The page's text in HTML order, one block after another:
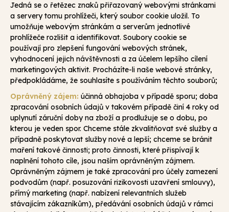
Jedná se o řetězec znaků přiřazovaný webovými stránkami
a servery tomu prohlížeči, který soubor cookie uložil. To
umožňuje webovým stránkám a serverům jednotlivé
prohlížeče rozlišit a identifikovat. Soubory cookie se
používají pro zlepšení fungování webových stránek,
vyhodnocení jejich návštěvnosti a za účelem lepšího cílení
marketingových aktivit. Procházíte-li naše webové stránky,
předpokládáme, že souhlasíte s používáním těchto souborů;
Oprávněný zájem: účinná obhajoba v případě sporu; doba
zpracování osobních údajů v takovém případě činí 4 roky od
uplynutí záruční doby na zboží a prodlužuje se o dobu, po
kterou je veden spor. Chceme stále zkvalitňovat své služby a
případně poskytovat služby nové a lepší; chceme se bránit
maření takové činnosti; proto činnosti, které přispívají k
naplnění tohoto cíle, jsou naším oprávněným zájmem.
Oprávněným zájmem je také zpracování pro účely zamezení
podvodům (např. posuzování rizikovosti uzavření smlouvy),
přímý marketing (např. nabízení relevantních služeb
stávajícím zákazníkům), předávání osobních údajů v rámci